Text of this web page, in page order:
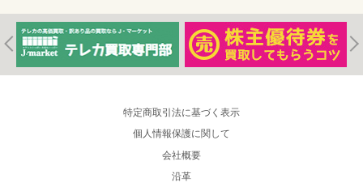
特定商取引法に基づく表示
個人情報保護に関して
会社概要
沿革